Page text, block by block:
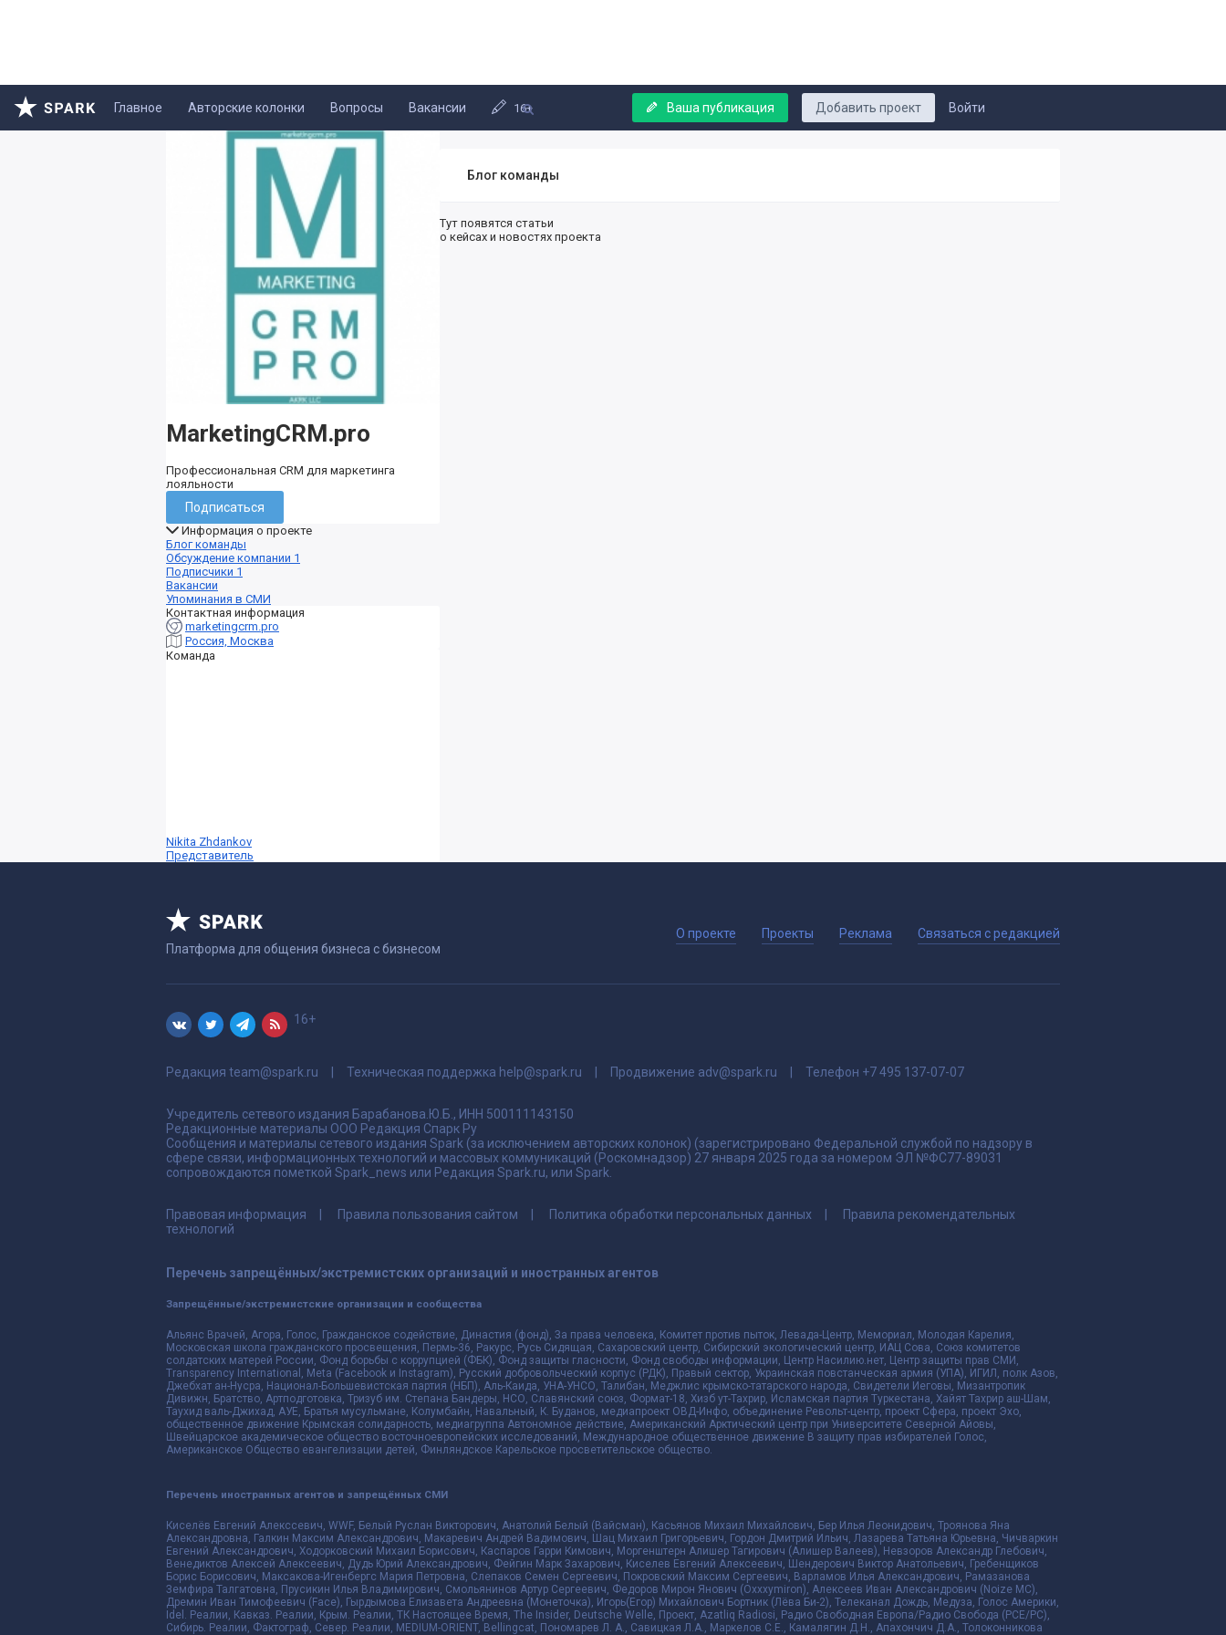
Войти
Добавить проект
Главное Авторские колонки Вопросы Вакансии Ваша публикация
16+
MarketingCRM.pro
Профессиональная CRM для маркетинга
лояльности
Подписаться
Информация о проекте
Блог команды
Обсуждение компании 1
Подписчики 1
Вакансии
Упоминания в СМИ
Контактная информация
marketingcrm.pro
Россия, Москва
Команда
Nikita Zhdankov
Представитель
Блог команды
Тут появятся статьи
о кейсах и новостях проекта
Платформа для общения бизнеса с бизнесом
О проекте Проекты Реклама Связаться с редакцией
16+
Редакция team@spark.ru Техническая поддержка help@spark.ru Продвижение adv@spark.ru Телефон +7 495 137-07-07
Учредитель сетевого издания Барабанова.Ю.Б., ИНН 500111143150
Редакционные материалы ООО Редакция Спарк Ру
Сообщения и материалы сетевого издания Spark (за исключением авторских колонок) (зарегистрировано Федеральной службой по надзору в
сфере связи, информационных технологий и массовых коммуникаций (Роскомнадзор) 27 января 2025 года за номером ЭЛ №ФС77-89031
сопровождаются пометкой Spark_news или Редакция Spark.ru, или Spark.
Правовая информация Правила пользования сайтом Политика обработки персональных данных
Правила рекомендательных
технологий
Перечень запрещённых/экстремистских организаций и иностранных агентов
Запрещённые/экстремистские организации и сообщества
Альянс Врачей, Агора, Голос, Гражданское содействие, Династия (фонд), За права человека, Комитет против пыток, Левада-Центр, Мемориал, Молодая Карелия,
Московская школа гражданского просвещения, Пермь-36, Ракурс, Русь Сидящая, Сахаровский центр, Сибирский экологический центр, ИАЦ Сова, Союз комитетов
солдатских матерей России, Фонд борьбы с коррупцией (ФБК), Фонд защиты гласности, Фонд свободы информации, Центр Насилию.нет, Центр защиты прав СМИ,
Transparency International, Meta (Facebook и Instagram), Русский добровольческий корпус (РДК), Правый сектор, Украинская повстанческая армия (УПА), ИГИЛ, полк Азов,
Джебхат ан-Нусра, Национал-Большевистская партия (НБП), Аль-Каида, УНА-УНСО, Талибан, Меджлис крымско-татарского народа, Свидетели Иеговы, Мизантропик
Дивижн, Братство, Артподготовка, Тризуб им. Степана Бандеры, НСО, Славянский союз, Формат-18, Хизб ут-Тахрир, Исламская партия Туркестана, Хайят Тахрир аш-Шам,
Таухид валь-Джихад, АУЕ, Братья мусульмане, Колумбайн, Навальный, К. Буданов, медиапроект ОВД-Инфо, объединение Револьт-центр, проект Сфера, проект Эхо,
общественное движение Крымская солидарность, медиагруппа Автономное действие, Американский Арктический центр при Университете Северной Айовы,
Швейцарское академическое общество восточноевропейских исследований, Международное общественное движение В защиту прав избирателей Голос,
Американское Общество евангелизации детей, Финляндское Карельское просветительское общество.
Перечень иностранных агентов и запрещённых СМИ
Киселёв Евгений Алекссевич, WWF, Белый Руслан Викторович, Анатолий Белый (Вайсман), Касьянов Михаил Михайлович, Бер Илья Леонидович, Троянова Яна
Александровна, Галкин Максим Александрович, Макаревич Андрей Вадимович, Шац Михаил Григорьевич, Гордон Дмитрий Ильич, Лазарева Татьяна Юрьевна, Чичваркин
Евгений Александрович, Ходорковский Михаил Борисович, Каспаров Гарри Кимович, Моргенштерн Алишер Тагирович (Алишер Валеев), Невзоров Александр Глебович,
Венедиктов Алексей Алексеевич, Дудь Юрий Александрович, Фейгин Марк Захарович, Киселев Евгений Алексеевич, Шендерович Виктор Анатольевич, Гребенщиков
Борис Борисович, Максакова-Игенбергс Мария Петровна, Слепаков Семен Сергеевич, Покровский Максим Сергеевич, Варламов Илья Александрович, Рамазанова
Земфира Талгатовна, Прусикин Илья Владимирович, Смольянинов Артур Сергеевич, Федоров Мирон Янович (Oxxxymiron), Алексеев Иван Александрович (Noize MC),
Дремин Иван Тимофеевич (Face), Гырдымова Елизавета Андреевна (Монеточка), Игорь(Егор) Михайлович Бортник (Лёва Би-2), Телеканал Дождь, Медуза, Голос Америки,
Idel. Реалии, Кавказ. Реалии, Крым. Реалии, ТК Настоящее Время, The Insider, Deutsche Welle, Проект, Azatliq Radiosi, Радио Свободная Европа/Радио Свобода (PCE/PC),
Сибирь. Реалии, Фактограф, Север. Реалии, MEDIUM-ORIENT, Bellingcat, Пономарев Л. А., Савицкая Л.А., Маркелов С.Е., Камалягин Д.Н., Апахончич Д.А., Толоконникова